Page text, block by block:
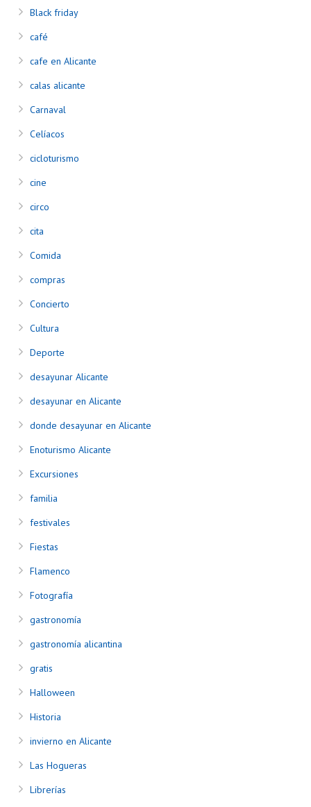
Black friday
café
cafe en Alicante
calas alicante
Carnaval
Celíacos
cicloturismo
cine
circo
cita
Comida
compras
Concierto
Cultura
Deporte
desayunar Alicante
desayunar en Alicante
donde desayunar en Alicante
Enoturismo Alicante
Excursiones
familia
festivales
Fiestas
Flamenco
Fotografía
gastronomía
gastronomía alicantina
gratis
Halloween
Historia
invierno en Alicante
Las Hogueras
Librerías